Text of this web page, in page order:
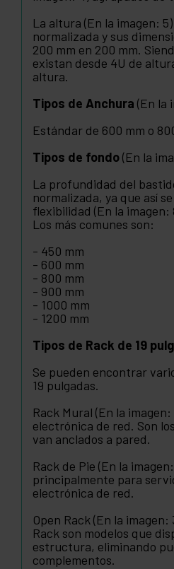
La altura (En la imagen:
normalizada y sus
200 mm en 200 mm.
existan desde 4U de
altura.
Tipos de Anchura (En la
Estándar de 600 mm o
Tipos de fondo(En la
La profundidad del
normalizada, ya que así
flexibilidad (En la
Los más comunes son:
- 450 mm
- 600 mm
- 800 mm
- 900 mm
- 1000 mm
- 1200 mm
Tipos de Rack de 19
Se pueden encontrar
19 pulgadas.
Rack Mural (En la
electrónica de red. Son
van anclados a pared.
Rack de Pie (En la
principalmente para
electrónica de red.
Open Rack (En la imagen:
Rack son modelos que
estructura, eliminando
complementos.